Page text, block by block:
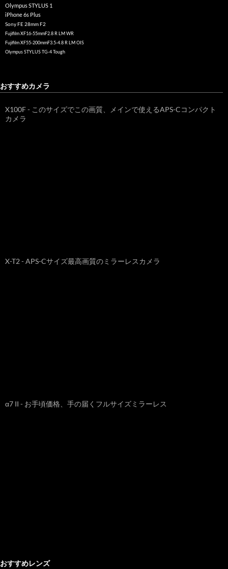
Olympus STYLUS 1
iPhone 6s Plus
Sony FE 28mm F2
Fujifilm XF16-55mmF2.8 R LM WR
Fujifilm XF55-200mmF3.5-4.8 R LM OIS
Olympus STYLUS TG-4 Tough
おすすめカメラ
X100F - このサイズでこの画質、メインで使えるAPS-Cコンパクト
カメラ
X-T2 - APS-Cサイズ最高画質のミラーレスカメラ
α7 II - お手頃価格、手の届くフルサイズミラーレス
おすすめレンズ